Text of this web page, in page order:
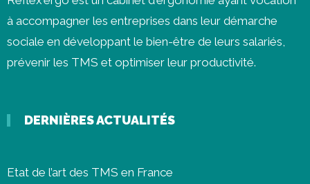
à accompagner les entreprises dans leur démarche
sociale en développant le bien-être de leurs salariés,
prévenir les TMS et optimiser leur productivité.
DERNIÈRES ACTUALITÉS
Etat de l’art des TMS en France